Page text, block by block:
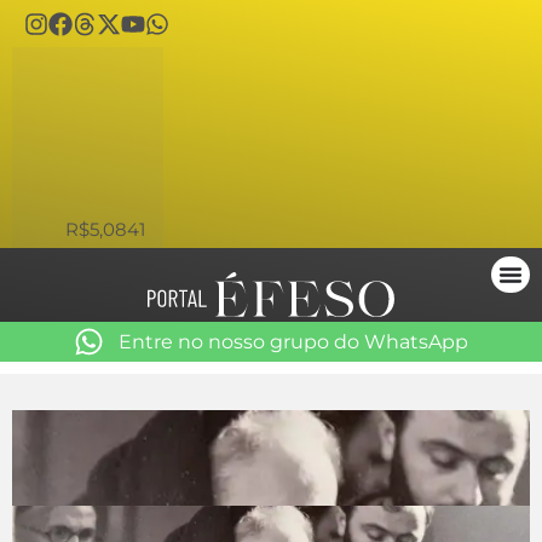
R$5,0841
Entre no nosso grupo do WhatsApp